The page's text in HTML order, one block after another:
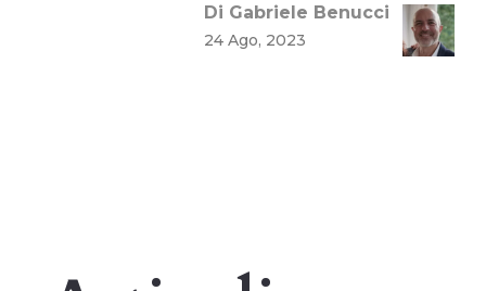
Di Gabriele Benucci
24 Ago, 2023